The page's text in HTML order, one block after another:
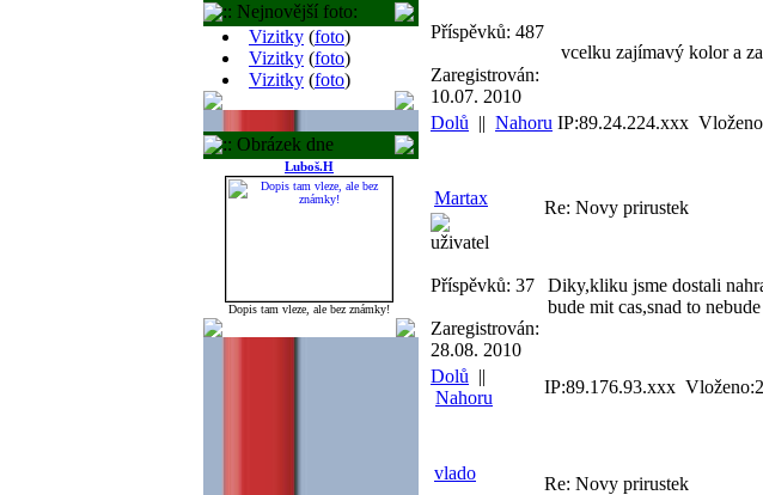
:: Nejnovější foto:
Vizitky (foto)
Vizitky (foto)
Vizitky (foto)
:: Obrázek dne
Luboš.H
Dopis tam vleze, ale bez známky!
Příspěvků: 487
Zaregistrován:
10.07. 2010
vcelku zajímavý kolor a
Dolů || Nahoru IP:89.24.224.xxx
Martax
uživatel
Příspěvků: 37
Zaregistrován:
28.08. 2010
Re: Novy prirustek
Diky,kliku jsme dostali
bude mit cas,snad to
Dolů ||
Nahoru
IP:89.176.93.xxx
vlado
Re: Novy prirustek